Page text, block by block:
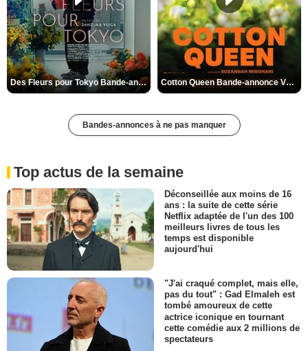
Des Fleurs pour Tokyo Bande-annonce VO STFR Cotton Queen Bande-annonce VO STFR
Bandes-annonces à ne pas manquer
Top actus de la semaine
Déconseillée aux moins de 16
ans : la suite de cette série
Netflix adaptée de l'un des 100
meilleurs livres de tous les
temps est disponible
aujourd'hui
"J'ai craqué complet, mais elle,
pas du tout" : Gad Elmaleh est
tombé amoureux de cette
actrice iconique en tournant
cette comédie aux 2 millions de
spectateurs